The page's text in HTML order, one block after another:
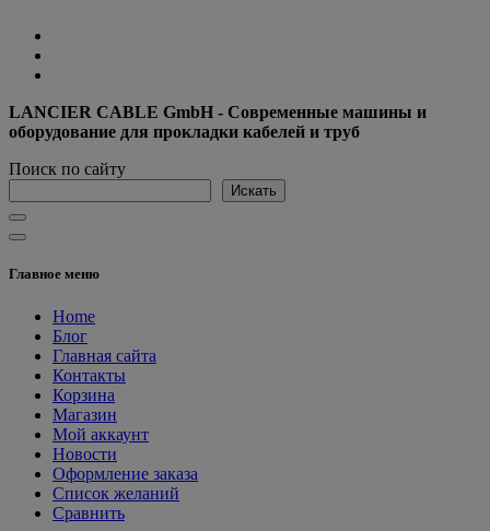
LANCIER CABLE GmbH - Современные машины и
оборудование для прокладки кабелей и труб
Поиск по сайту
Искать
Главное меню
Home
Блог
Главная сайта
Контакты
Корзина
Магазин
Мой аккаунт
Новости
Оформление заказа
Список желаний
Сравнить